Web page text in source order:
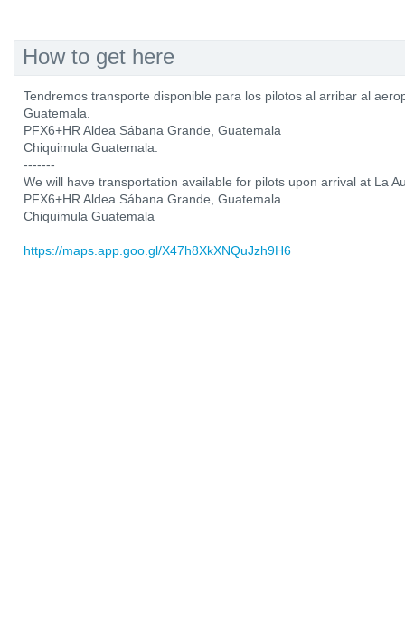
How to get here
Tendremos transporte disponible para los pilotos al arribar al
Guatemala.
PFX6+HR Aldea Sábana Grande, Guatemala
Chiquimula Guatemala.
-------
We will have transportation available for pilots upon arrival at La
PFX6+HR Aldea Sábana Grande, Guatemala
Chiquimula Guatemala
https://maps.app.goo.gl/X47h8XkXNQuJzh9H6